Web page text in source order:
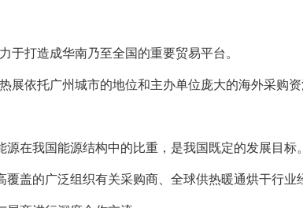
于打造成华南乃至全国的重要贸易平台。
展依托广州城市的地位和主办单位庞大的海外采购
在我国能源结构中的比重，是我国既定的发展目标。
盖的广泛组织有关采购商、全球供热暖通烘干行业